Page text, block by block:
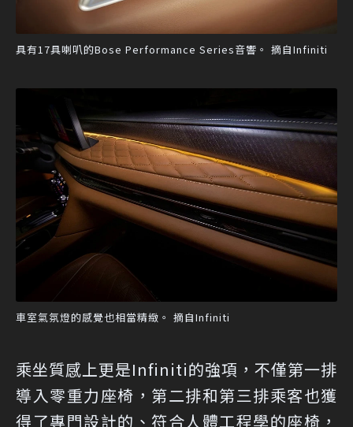
具有17具喇叭的Bose Performance Series音響。 摘自Infiniti
車室氣氛燈的感覺也相當精緻。 摘自Infiniti
乘坐質感上更是Infiniti的強項，不僅第一排
導入零重力座椅，第二排和第三排乘客也獲
得了專門設計的、符合人體工程學的座椅，